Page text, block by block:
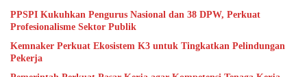
PPSPI Kukuhkan Pengurus Nasional dan 38 DPW, Perkuat
Profesionalisme Sektor Publik
Kemnaker Perkuat Ekosistem K3 untuk Tingkatkan Pelindungan
Pekerja